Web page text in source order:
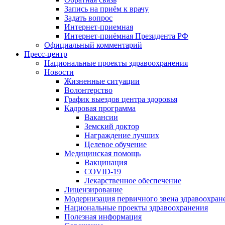
Запись на приём к врачу
Задать вопрос
Интернет-приемная
Интернет-приёмная Президента РФ
Официальный комментарий
Пресс-центр
Национальные проекты здравоохранения
Новости
Жизненные ситуации
Волонтерство
График выездов центра здоровья
Кадровая программа
Вакансии
Земский доктор
Награждение лучших
Целевое обучение
Медицинская помощь
Вакцинация
COVID-19
Лекарственное обеспечение
Лицензирование
Модернизация первичного звена
Национальные проекты здравоохранения
Полезная информация